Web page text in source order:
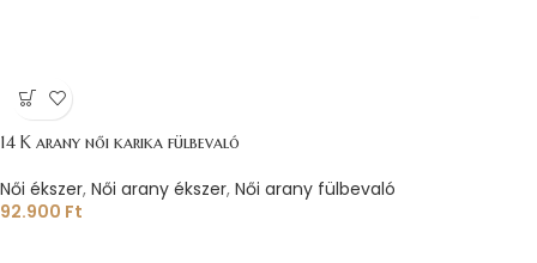
14 K arany női karika fülbevaló
Női ékszer, Női arany ékszer, Női arany fülbevaló
92.900 Ft